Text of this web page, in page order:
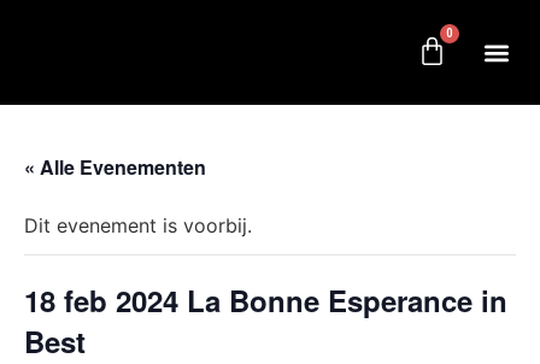
0
« Alle Evenementen
Dit evenement is voorbij.
18 feb 2024 La Bonne Esperance in
Best